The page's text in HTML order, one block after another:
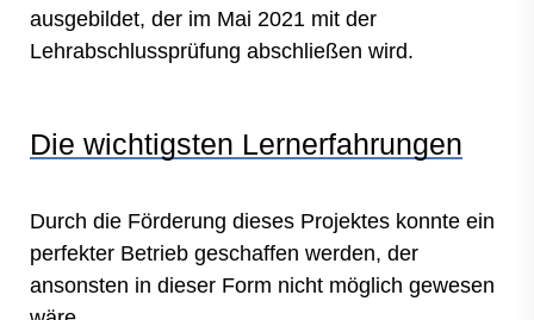
ausgebildet, der im Mai 2021 mit der
Lehrabschlussprüfung abschließen wird.
Die wichtigsten Lernerfahrungen
Durch die Förderung dieses Projektes konnte ein
perfekter Betrieb geschaffen werden, der
ansonsten in dieser Form nicht möglich gewesen